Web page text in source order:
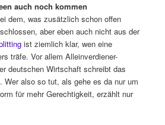
auch noch kommen
dem, was zusätzlich schon offen
aber eben auch nicht aus der
ist ziemlich klar, wen eine
träfe. Vor allem Alleinverdiener-
deutschen Wirtschaft schreibt das
also so tut, als gehe es da nur um
für mehr Gerechtigkeit, erzählt nur